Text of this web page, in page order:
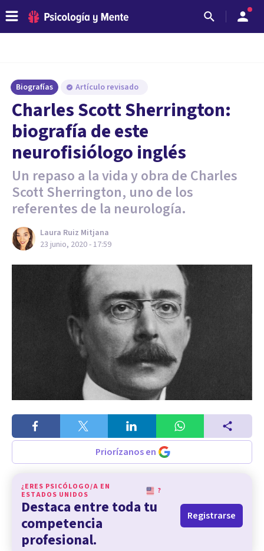
Biografías Artículo revisado
Charles Scott Sherrington:
biografía de este
neurofisiólogo inglés
Un repaso a la vida y obra de Charles
Scott Sherrington, uno de los
referentes de la neurología.
Laura Ruiz Mitjana
23 junio, 2020 - 17:59
Priorízanos en
¿ERES PSICÓLOGO/A EN
ESTADOS UNIDOS
?
Destaca entre toda tu
competencia
profesional.
Registrarse